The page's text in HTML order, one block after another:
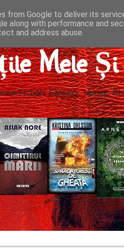
Mele
Fiction, Fantasy, Horror,
from Google to deliver its
along with performance and
and address abuse.